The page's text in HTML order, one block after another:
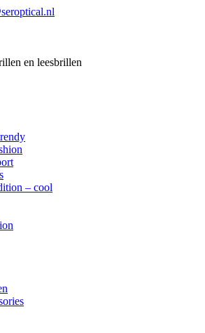
en leesbrillen
– cool